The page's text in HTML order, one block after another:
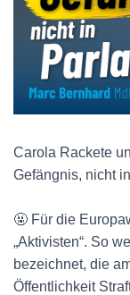
Carola Rackete
Gefängnis, nicht
🤬 Für die
„Aktivisten“. So
bezeichnet, die
Öffentlichkeit